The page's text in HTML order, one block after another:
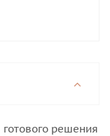
решения